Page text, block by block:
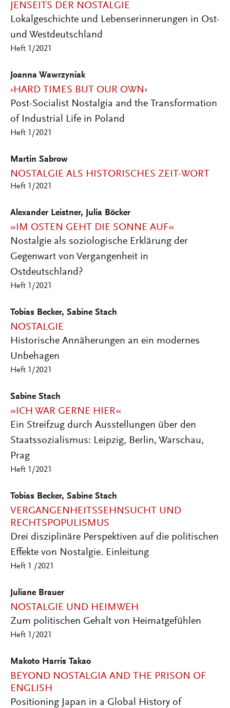
JENSEITS DER NOSTALGIE
Lokalgeschichte und Lebenserinnerungen in Ost-
und Westdeutschland
Heft 1/2021
Joanna Wawrzyniak
›HARD TIMES BUT OUR OWN‹
Post-Socialist Nostalgia and the Transformation
of Industrial Life in Poland
Heft 1/2021
Martin Sabrow
NOSTALGIE ALS HISTORISCHES ZEIT-WORT
Heft 1/2021
Alexander Leistner, Julia Böcker
»IM OSTEN GEHT DIE SONNE AUF«
Nostalgie als soziologische Erklärung der
Gegenwart von Vergangenheit in
Ostdeutschland?
Heft 1/2021
Tobias Becker, Sabine Stach
NOSTALGIE
Historische Annäherungen an ein modernes
Unbehagen
Heft 1/2021
Sabine Stach
»ICH WAR GERNE HIER«
Ein Streifzug durch Ausstellungen über den
Staatssozialismus: Leipzig, Berlin, Warschau,
Prag
Heft 1/2021
Tobias Becker, Sabine Stach
VERGANGENHEITSSEHNSUCHT UND
RECHTSPOPULISMUS
Drei disziplinäre Perspektiven auf die politischen
Effekte von Nostalgie. Einleitung
Heft 1 /2021
Juliane Brauer
NOSTALGIE UND HEIMWEH
Zum politischen Gehalt von Heimatgefühlen
Heft 1/2021
Makoto Harris Takao
BEYOND NOSTALGIA AND THE PRISON OF
ENGLISH
Positioning Japan in a Global History of